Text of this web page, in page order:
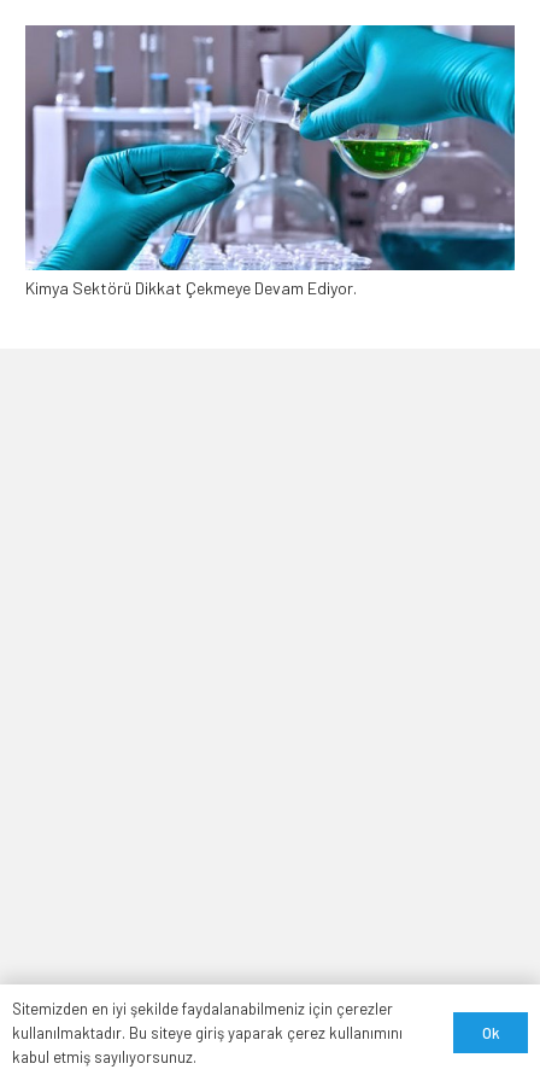
Kimya Sektörü Dikkat Çekmeye Devam Ediyor.
Sitemizden en iyi şekilde faydalanabilmeniz için çerezler
kullanılmaktadır. Bu siteye giriş yaparak çerez kullanımını
kabul etmiş sayılıyorsunuz.
Ok